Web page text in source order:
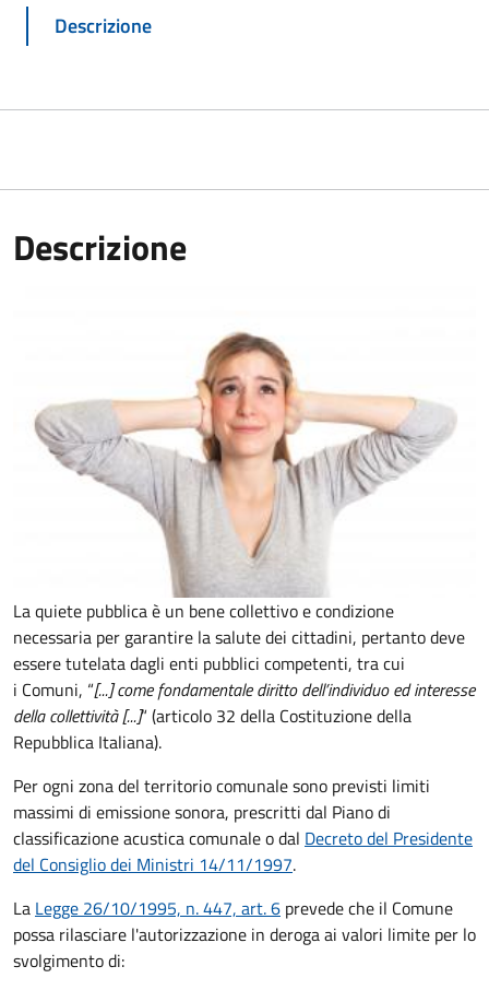
Descrizione
Descrizione
La quiete pubblica è un bene collettivo e condizione
necessaria per garantire la salute dei cittadini, pertanto deve
essere tutelata dagli enti pubblici competenti, tra cui
i Comuni, “[...] come fondamentale diritto dell’individuo ed interesse
della collettività [...]“ (articolo 32 della Costituzione della
Repubblica Italiana).
Per ogni zona del territorio comunale sono previsti limiti
massimi di emissione sonora, prescritti dal Piano di
classificazione acustica comunale o dal Decreto del Presidente
del Consiglio dei Ministri 14/11/1997.
La Legge 26/10/1995, n. 447, art. 6 prevede che il Comune
possa rilasciare l'autorizzazione in deroga ai valori limite per lo
svolgimento di: